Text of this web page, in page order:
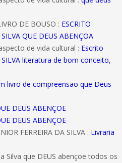
DE BOUSO : ESCRITO
QUE DEUS ABENÇOA
de vida cultural : Escrito
SILVA literatura de bom conceito,
livro de compreensão que Deus
DEUS ABENÇOE
DEUS ABENÇOE
FERREIRA DA SILVA : Livraria
Silva que DEUS abençoe todos os